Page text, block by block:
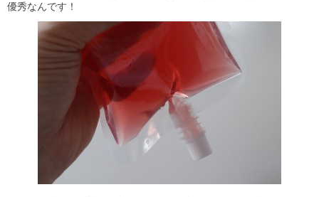
優秀なんです！